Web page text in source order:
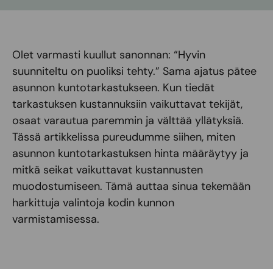
Olet varmasti kuullut sanonnan: “Hyvin
suunniteltu on puoliksi tehty.” Sama ajatus pätee
asunnon kuntotarkastukseen. Kun tiedät
tarkastuksen kustannuksiin vaikuttavat tekijät,
osaat varautua paremmin ja välttää yllätyksiä.
Tässä artikkelissa pureudumme siihen, miten
asunnon kuntotarkastuksen hinta määräytyy ja
mitkä seikat vaikuttavat kustannusten
muodostumiseen. Tämä auttaa sinua tekemään
harkittuja valintoja kodin kunnon
varmistamisessa.